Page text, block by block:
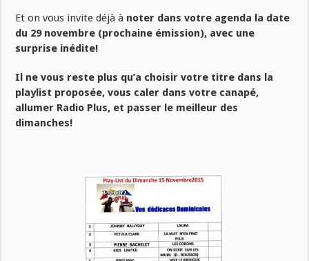
Et on vous invite déjà à noter dans votre agenda la date
du 29 novembre (prochaine émission), avec une
surprise inédite!
Il ne vous reste plus qu’a choisir votre titre dans la
playlist proposée, vous caler dans votre canapé,
allumer Radio Plus, et passer le meilleur des
dimanches!